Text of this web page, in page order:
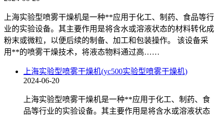
上海实验型喷雾干燥机是一种**应用于化工、制药、食品等行
业的实验设备。其主要作用是将含水或溶液状态的材料转化成
粉末或微粒，以便后续的制备、加工和包装操作。 该设备采
用**的喷雾干燥技术，将液态物料通过高……
上海实验型喷雾干燥机(yc500实验型喷雾干燥机)
2024-06-20
上海实验型喷雾干燥机是一种**应用于化工、制药、食
品等行业的实验设备。其主要作用是将含水或溶液状态